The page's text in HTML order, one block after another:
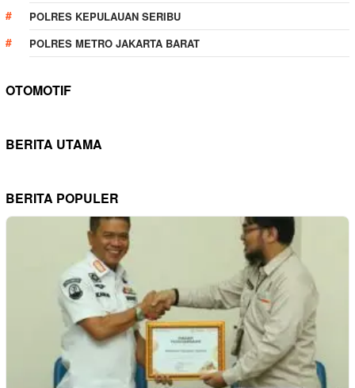
POLRES KEPULAUAN SERIBU
POLRES METRO JAKARTA BARAT
OTOMOTIF
BERITA UTAMA
BERITA POPULER